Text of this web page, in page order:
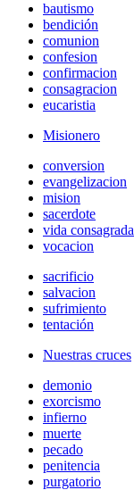
bautismo
bendición
comunion
confesion
confirmacion
consagracion
eucaristia
Misionero
conversion
evangelizacion
mision
sacerdote
vida consagrada
vocacion
sacrificio
salvacion
sufrimiento
tentación
Nuestras cruces
demonio
exorcismo
infierno
muerte
pecado
penitencia
purgatorio